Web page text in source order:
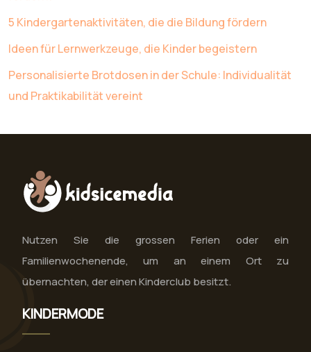
5 Kindergartenaktivitäten, die die Bildung fördern
Ideen für Lernwerkzeuge, die Kinder begeistern
Personalisierte Brotdosen in der Schule: Individualität
und Praktikabilität vereint
Nutzen Sie die grossen Ferien oder ein
Familienwochenende, um an einem Ort zu
übernachten, der einen Kinderclub besitzt.
KINDERMODE